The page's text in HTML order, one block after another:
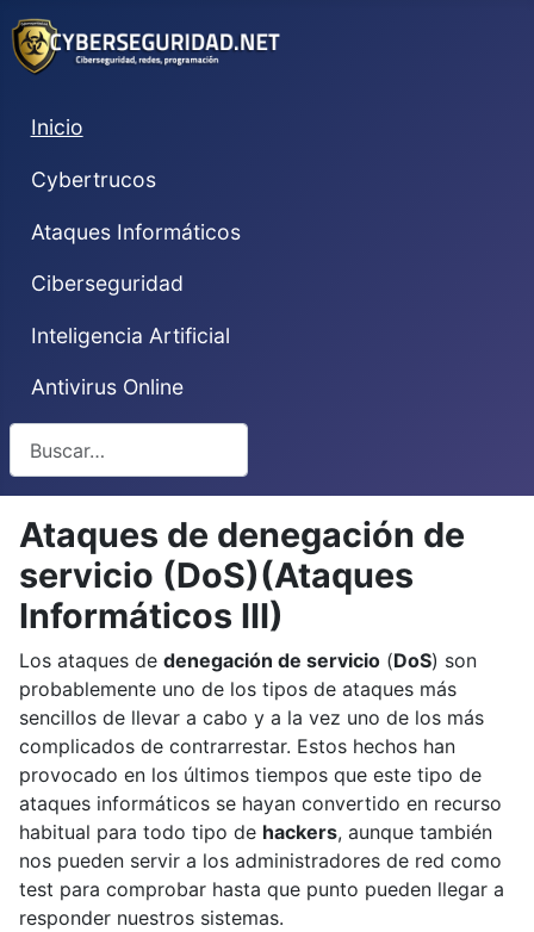
Inicio
Cybertrucos
Ataques Informáticos
Ciberseguridad
Inteligencia Artificial
Antivirus Online
Ataques de denegación de
servicio (DoS)(Ataques
Informáticos III)
Los ataques de denegación de servicio (DoS) son
probablemente uno de los tipos de ataques más
sencillos de llevar a cabo y a la vez uno de los más
complicados de contrarrestar. Estos hechos han
provocado en los últimos tiempos que este tipo de
ataques informáticos se hayan convertido en recurso
habitual para todo tipo de hackers, aunque también
nos pueden servir a los administradores de red como
test para comprobar hasta que punto pueden llegar a
responder nuestros sistemas.